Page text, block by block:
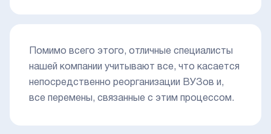
Помимо всего этого, отличные специалисты
нашей компании учитывают все, что касается
непосредственно реорганизации ВУЗов и,
все перемены, связанные с этим процессом.